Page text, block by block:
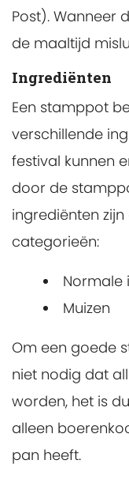
Post). Wanneer
de maaltijd
Ingrediënten
Een stamppot
verschillende
festival kunnen
door de
ingrediënten
categorieën:
Normale
Muizen
Om een goede
niet nodig dat
worden, het is
alleen
pan heeft.